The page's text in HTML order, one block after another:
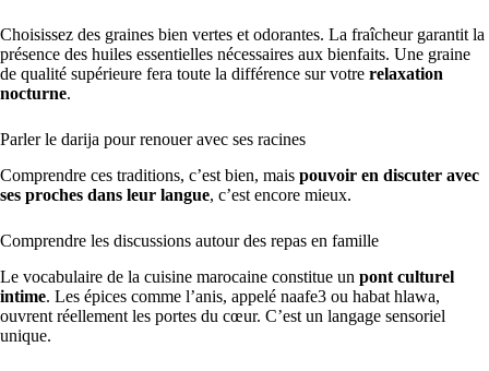
Choisissez des graines bien vertes et odorantes. La fraîcheur garantit la
présence des huiles essentielles nécessaires aux bienfaits. Une graine
de qualité supérieure fera toute la différence sur votre relaxation
nocturne.
Parler le darija pour renouer avec ses racines
Comprendre ces traditions, c’est bien, mais pouvoir en discuter avec
ses proches dans leur langue, c’est encore mieux.
Comprendre les discussions autour des repas en famille
Le vocabulaire de la cuisine marocaine constitue un pont culturel
intime. Les épices comme l’anis, appelé naafe3 ou habat hlawa,
ouvrent réellement les portes du cœur. C’est un langage sensoriel
unique.